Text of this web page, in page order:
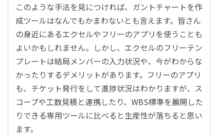
このような手法を見につければ、ガントチャートを作
成ツールはなんでもかまわないとも言えます。皆さん
の身近にあるエクセルやフリーのアプリを使うことも
よいかもしれません。しかし、エクセルのフリーテン
プレートは結局メンバーの入力状況や、今がわからな
かったりするデメリットがあります。フリーのアプリ
も、チケット発行をして進捗状況はわかりますが、ス
コープや工数見積と連携したり、WBS標準を展開した
りできる専用ツールに比べると生産性が落ちると思い
ます。